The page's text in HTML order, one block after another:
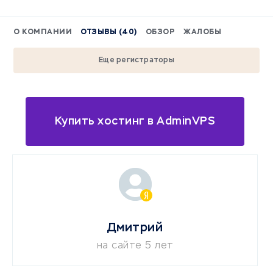
О КОМПАНИИ ОТЗЫВЫ (40) ОБЗОР ЖАЛОБЫ
Еще регистраторы
Купить хостинг в AdminVPS
Дмитрий
на сайте 5 лет